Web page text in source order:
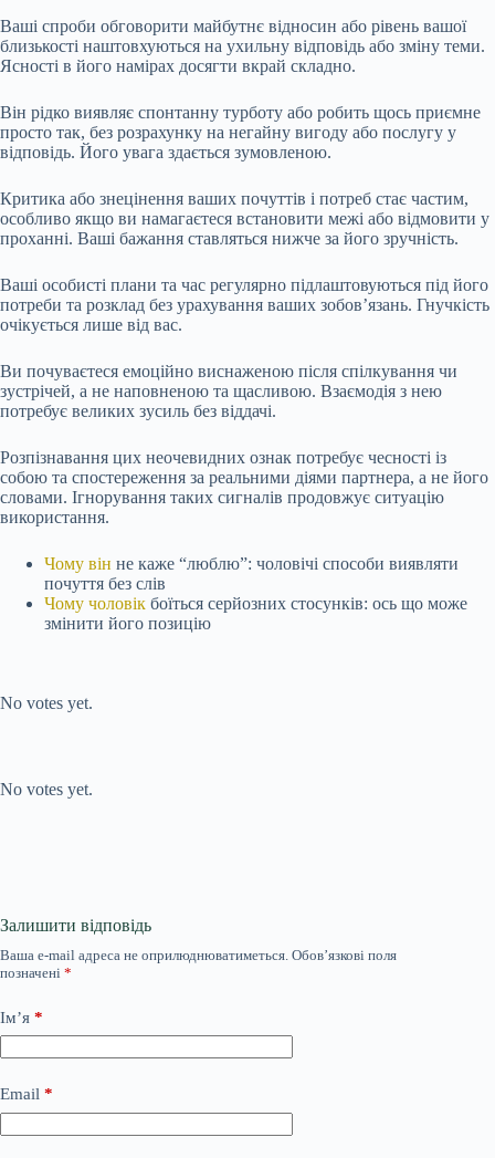
Ваші спроби обговорити майбутнє відносин або рівень вашої
близькості наштовхуються на ухильну відповідь або зміну теми.
Ясності в його намірах досягти вкрай складно.
Він рідко виявляє спонтанну турботу або робить щось приємне
просто так, без розрахунку на негайну вигоду або послугу у
відповідь. Його увага здається зумовленою.
Критика або знецінення ваших почуттів і потреб стає частим,
особливо якщо ви намагаєтеся встановити межі або відмовити у
проханні. Ваші бажання ставляться нижче за його зручність.
Ваші особисті плани та час регулярно підлаштовуються під його
потреби та розклад без урахування ваших зобов’язань. Гнучкість
очікується лише від вас.
Ви почуваєтеся емоційно виснаженою після спілкування чи
зустрічей, а не наповненою та щасливою. Взаємодія з нею
потребує великих зусиль без віддачі.
Розпізнавання цих неочевидних ознак потребує чесності із
собою та спостереження за реальними діями партнера, а не його
словами. Ігнорування таких сигналів продовжує ситуацію
використання.
Чому він не каже “люблю”: чоловічі способи виявляти
почуття без слів
Чому чоловік боїться серйозних стосунків: ось що може
змінити його позицію
No votes yet.
No votes yet.
Залишити відповідь
Ваша e-mail адреса не оприлюднюватиметься. Обов’язкові поля
позначені *
Ім’я *
Email *